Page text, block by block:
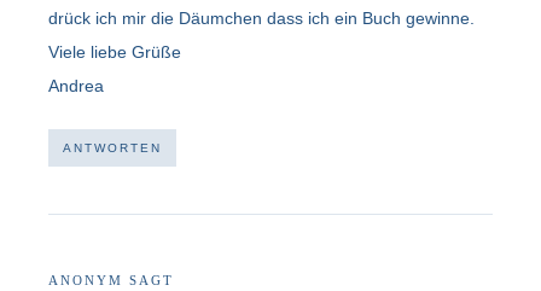
drück ich mir die Däumchen dass ich ein Buch gewinne.
Viele liebe Grüße
Andrea
ANTWORTEN
ANONYM SAGT